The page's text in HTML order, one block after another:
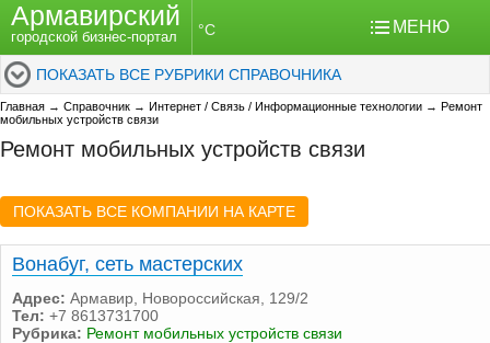
Армавирский
городской бизнес-портал °C МЕНЮ
ПОКАЗАТЬ ВСЕ РУБРИКИ СПРАВОЧНИКА
Главная → Справочник → Интернет / Связь / Информационные технологии → Ремонт
мобильных устройств связи
Ремонт мобильных устройств связи
ПОКАЗАТЬ ВСЕ КОМПАНИИ НА КАРТЕ
Вонабуг, сеть мастерских
Адрес: Армавир, Новороссийская, 129/2
Тел: +7 8613731700
Рубрика: Ремонт мобильных устройств связи